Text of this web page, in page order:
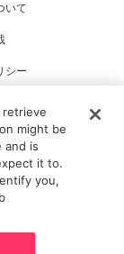
いて
シー
Art Beat (2004-
might be
and is
it to.
you,